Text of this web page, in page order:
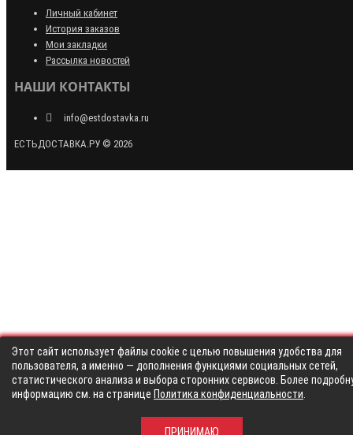
Личный кабинет
История заказов
Мои закладки
Рассылка новостей
НАШИ КОНТАКТЫ
info@estdostavka.ru
ЕСТЬДОСТАВКА.РУ © 2026
Этот сайт использует файлы cookie с целью повышения удобства для
пользователя, а именно — дополнения функциями социальных сетей,
статистического анализа и выбора сторонних сервисов. Более
информацию см. на странице Политика конфиденциальности
ПРИНИМАЮ